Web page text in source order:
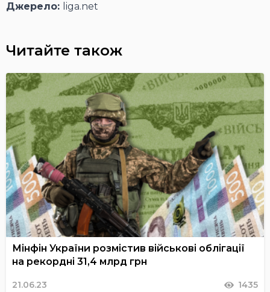
Джерело: liga.net
Читайте також
Мінфін України розмістив військові облігації
на рекордні 31,4 млрд грн
21.06.23 1435